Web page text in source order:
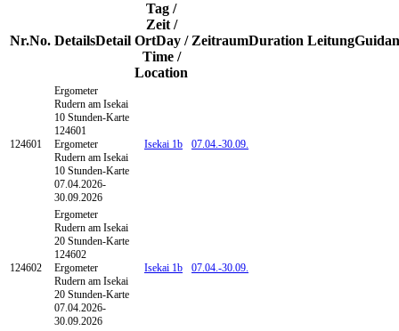
Nr.No. DetailsDetail
Tag /
Zeit /
OrtDay /
Time /
Location
ZeitraumDuration Leitung
124601
Ergometer
Rudern am Isekai
10 Stunden-Karte
124601
Ergometer
Rudern am Isekai
10 Stunden-Karte
07.04.2026-
30.09.2026
Isekai 1b 07.04.-30.09.
124602
Ergometer
Rudern am Isekai
20 Stunden-Karte
124602
Ergometer
Rudern am Isekai
20 Stunden-Karte
07.04.2026-
30.09.2026
Isekai 1b 07.04.-30.09.